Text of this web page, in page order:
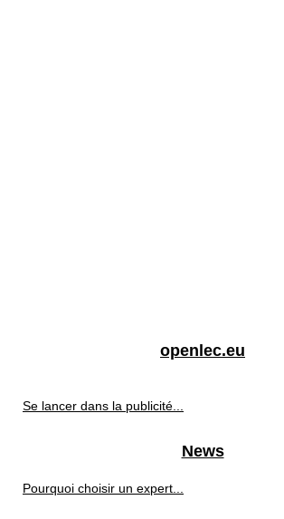
openlec.eu
Se lancer dans la publicité...
News
Pourquoi choisir un expert...